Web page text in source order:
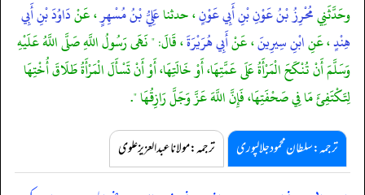
وحَدَّثَنِيمُحْرِزُ بْنُ عَوْنِ بْنِ أَبِي عَوْنٍ، حدثناعَلِيُّ بْنُ مُسْهِرٍ، عَنْدَاوُدَ بْنِ أَبِي
هِنْدٍ، عَنِابْنِ سِيرِينَ، عَنْأَبِي هُرَيْرَةَ، قَالَ: " نَهَى رَسُولُ اللَّهِ صَلَّى اللَّهُ عَلَيْهِ
وَسَلَّمَ أَنْ تُنْكَحَ الْمَرْأَةُ عَلَى عَمَّتِهَا، أَوْ خَالَتِهَا، أَوْ أَنْ تَسْأَلَ الْمَرْأَةُ طَلَاقَ أُخْتِهَا
لِتَكْتَفِئَ مَا فِي صَحْفَتِهَا، فَإِنَّ اللَّهَ عَزَّ وَجَلَّ رَازِقُهَا ".
ترجمہ:سلطان محمود جلالپوری ترجمہ:مولانا عبدالعزیز علوی